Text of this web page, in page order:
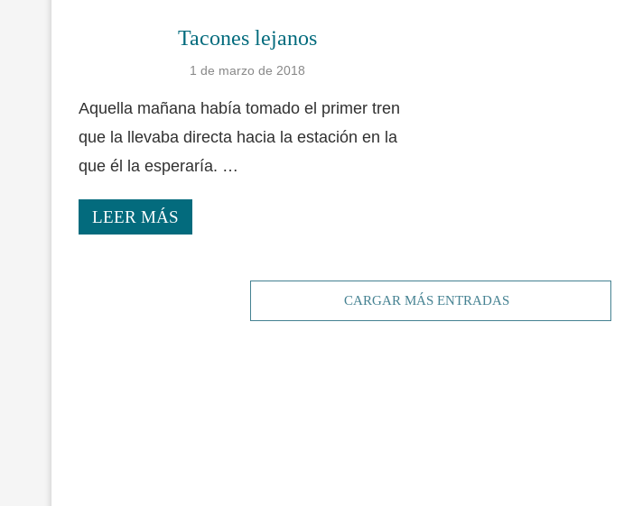
Tacones lejanos
1 de marzo de 2018
Aquella mañana había tomado el primer tren
que la llevaba directa hacia la estación en la
que él la esperaría. …
LEER MÁS
CARGAR MÁS ENTRADAS